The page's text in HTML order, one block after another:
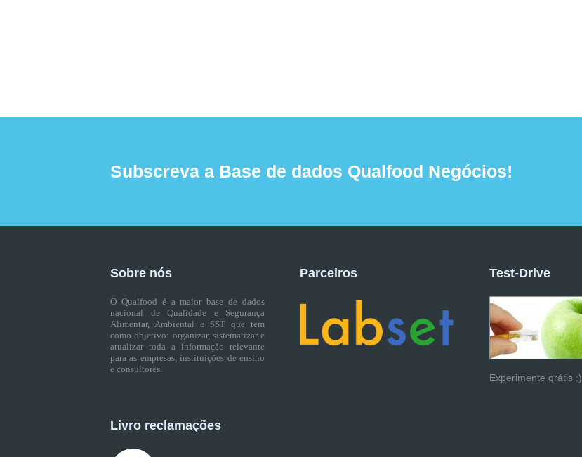
Subscreva a Base de dados Qualfood Negócios!
Sobre nós
O Qualfood é a maior base de dados
nacional de Qualidade e Segurança
Alimentar, Ambiental e SST que tem
como objetivo: organizar, sistematizar e
atualizar toda a informação relevante
para as empresas, instituições de ensino
e consultores.
Livro reclamações
Parceiros Test-Drive
Experimente grátis :)